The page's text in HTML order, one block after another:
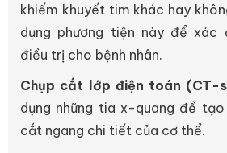
khiếm khuyết tim khác hay
dụng phương tiện này để xác
điều trị cho bệnh nhân.
Chụp cắt lớp điện toán (CT-
dụng những tia x-quang để tạo
cắt ngang chi tiết của cơ thể.